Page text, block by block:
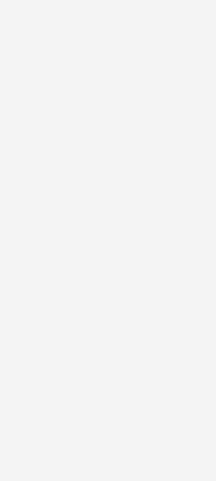
kombinierter Wert der CO₂-Emission: 126
AGS Comfort+
kombinierter Wert der CO₂-Emission: 127
Edition
kombinierter Wert der CO2-Emission: 121
Comfort
kombinierter Wert der CO2-Emission: 121
AT Comfort
kombinierter Wert der CO2-Emission: 132
ALLGRIP Comfort
kombinierter Wert der CO2-Emission: 131
ALLGRIP Comfort+
kombinierter Wert der CO2-Emission: 131